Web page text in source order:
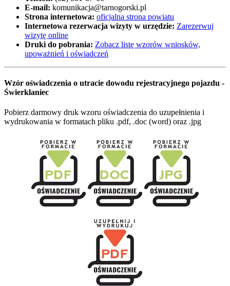
E-mail: komunikacja@tarnogorski.pl
Strona internetowa: oficjalna strona powiatu
Internetowa rezerwacja wizyty w urzędzie: Zarezerwuj
wizytę online
Druki do pobrania: Zobacz listę wzorów wniosków,
upoważnień i oświadczeń
Wzór oświadczenia o utracie dowodu rejestracyjnego pojazdu -
Świerklaniec
Pobierz darmowy druk wzoru oświadczenia do uzupełnienia i
wydrukowania w formatach pliku .pdf, .doc (word) oraz .jpg